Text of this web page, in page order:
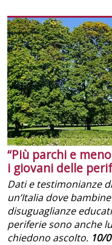
“Più parchi e
i giovani delle
Dati e testimonianze
un’Italia dove
disuguaglianze
periferie sono anche
chiedono ascolto. 10/